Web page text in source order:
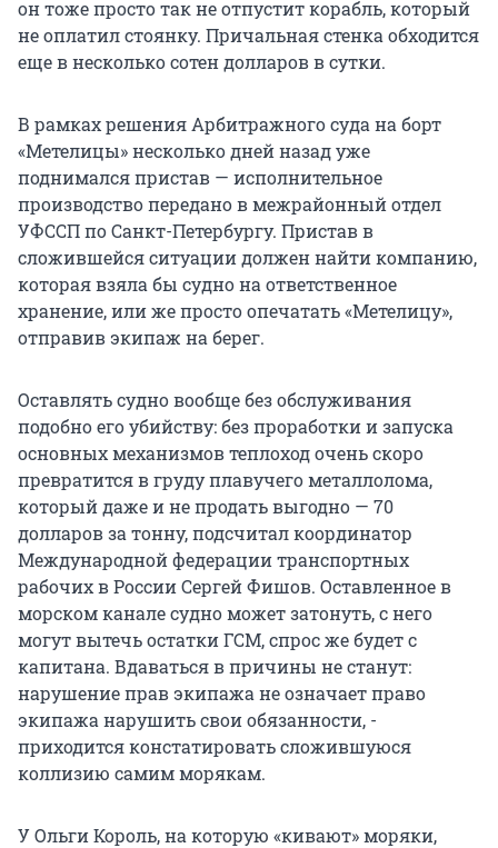
он тоже просто так не отпустит корабль, который
не оплатил стоянку. Причальная стенка обходится
еще в несколько сотен долларов в сутки.
В рамках решения Арбитражного суда на борт
«Метелицы» несколько дней назад уже
поднимался пристав — исполнительное
производство передано в межрайонный отдел
УФССП по Санкт-Петербургу. Пристав в
сложившейся ситуации должен найти компанию,
которая взяла бы судно на ответственное
хранение, или же просто опечатать «Метелицу»,
отправив экипаж на берег.
Оставлять судно вообще без обслуживания
подобно его убийству: без проработки и запуска
основных механизмов теплоход очень скоро
превратится в груду плавучего металлолома,
который даже и не продать выгодно — 70
долларов за тонну, подсчитал координатор
Международной федерации транспортных
рабочих в России Сергей Фишов. Оставленное в
морском канале судно может затонуть, с него
могут вытечь остатки ГСМ, спрос же будет с
капитана. Вдаваться в причины не станут:
нарушение прав экипажа не означает право
экипажа нарушить свои обязанности, -
приходится констатировать сложившуюся
коллизию самим морякам.
У Ольги Король, на которую «кивают» моряки,